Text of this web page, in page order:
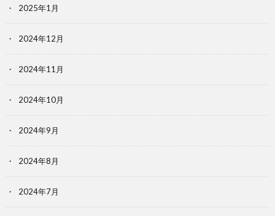
2025年1月
2024年12月
2024年11月
2024年10月
2024年9月
2024年8月
2024年7月